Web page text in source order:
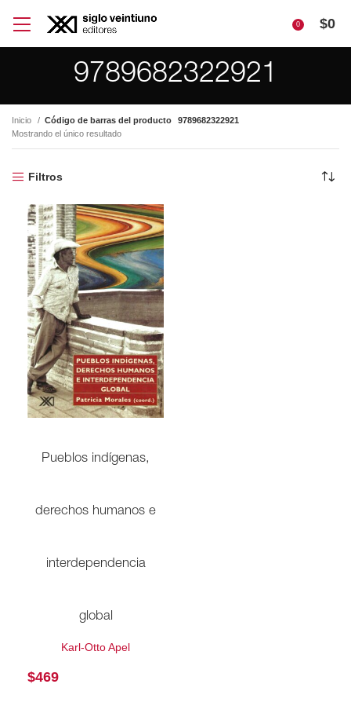
0 $0
9789682322921
Inicio Código de barras del producto
9789682322921
Mostrando el único resultado
Filtros
Pueblos indígenas,
derechos humanos e
interdependencia
global
Karl-Otto Apel
$469